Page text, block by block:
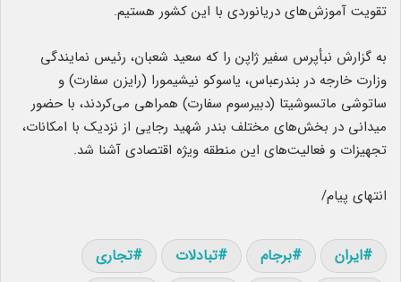
تقویت آموزش‌های دریانوردی با این کشور هستیم.
به گزارش نبأپرس سفیر ژاپن را که سعید شعبان، رئیس نمایندگی
وزارت خارجه در بندرعباس، یاسوکو نیشیمورا (رایزن سفارت) و
ساتوشی ماتسوشیتا (دبیرسوم سفارت) همراهی می‌کردند، با حضور
میدانی در بخش‌های مختلف بندر شهید رجایی از نزدیک با امکانات،
تجهیزات و فعالیت‌های این منطقه ویژه اقتصادی آشنا شد.
انتهای پیام/
ایران برجام تبادلات
تجاری